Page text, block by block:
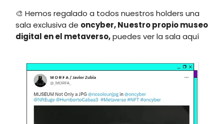
🎨 Hemos regalado a todos nuestros holders una
sala exclusiva de oncyber, Nuestro propio museo
digital en el metaverso,puedes ver la sala aquí